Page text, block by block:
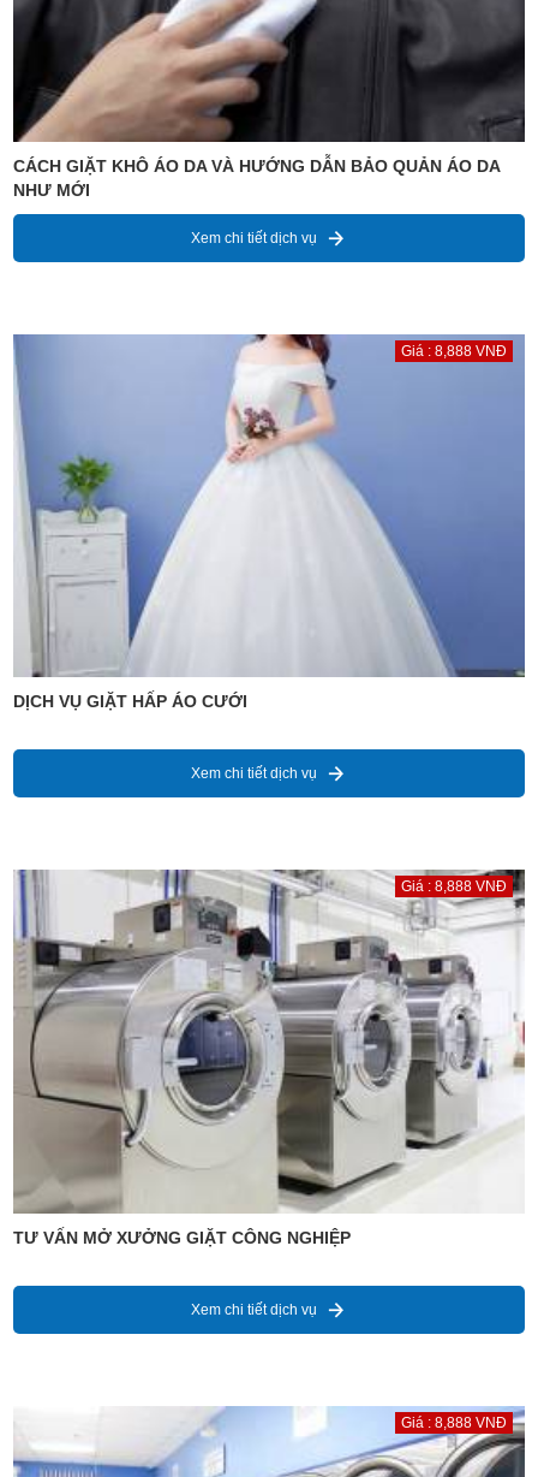
CÁCH GIẶT KHÔ ÁO DA VÀ HƯỚNG DẪN BẢO QUẢN ÁO DA
NHƯ MỚI
Xem chi tiết dịch vụ
Giá : 8,888 VNĐ
DỊCH VỤ GIẶT HẤP ÁO CƯỚI
Xem chi tiết dịch vụ
Giá : 8,888 VNĐ
TƯ VẤN MỞ XƯỞNG GIẶT CÔNG NGHIỆP
Xem chi tiết dịch vụ
Giá : 8,888 VNĐ